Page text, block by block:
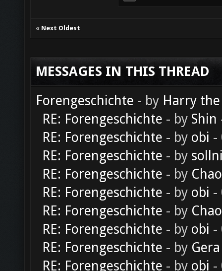
« Next Oldest
MESSAGES IN THIS THREAD
Forengeschichte - by Harry
RE: Forengeschichte - by Shin
RE: Forengeschichte - by obi -
RE: Forengeschichte - by
RE: Forengeschichte - by
RE: Forengeschichte - by obi -
RE: Forengeschichte - by
RE: Forengeschichte - by obi -
RE: Forengeschichte - by Gera
RE: Forengeschichte - by obi -